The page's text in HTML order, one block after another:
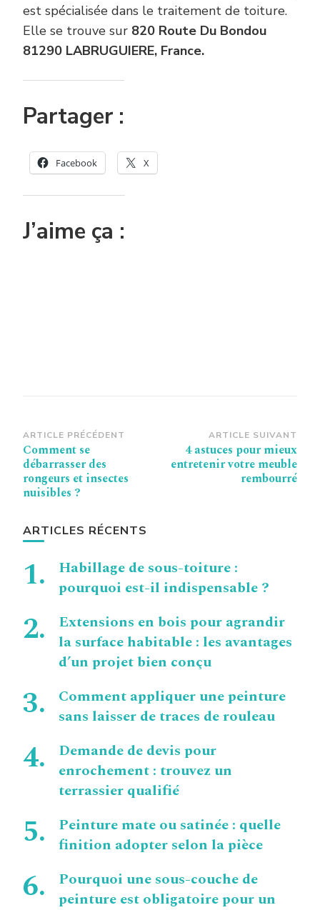
est spécialisée dans le traitement de toiture.
Elle se trouve sur 820 Route Du Bondou
81290 LABRUGUIERE, France.
Partager :
Facebook X
J’aime ça :
Navigation
d’article
ARTICLE PRÉCÉDENT
Comment se
débarrasser des
rongeurs et insectes
nuisibles ?
ARTICLE SUIVANT
4 astuces pour mieux
entretenir votre meuble
rembourré
ARTICLES RÉCENTS
Habillage de sous-toiture :
pourquoi est-il indispensable ?
Extensions en bois pour agrandir
la surface habitable : les avantages
d’un projet bien conçu
Comment appliquer une peinture
sans laisser de traces de rouleau
Demande de devis pour
enrochement : trouvez un
terrassier qualifié
Peinture mate ou satinée : quelle
finition adopter selon la pièce
Pourquoi une sous-couche de
peinture est obligatoire pour un